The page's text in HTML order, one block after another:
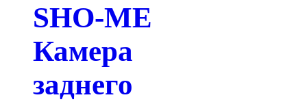
SHO-ME
Камера
заднего